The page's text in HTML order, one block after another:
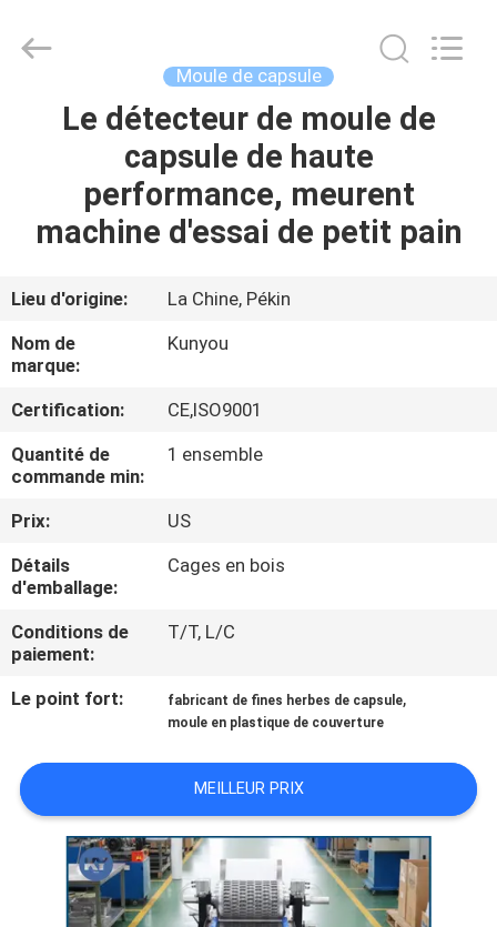
MAISON
VIDÉOS
À
PROPOS
DE
NOUS
VISITE
DE
L'USINE
DE
LA
QUALITÉ
Pharmatech
Moule de capsule
Le détecteur de moule de
capsule de haute
performance, meurent
machine d'essai de petit pain
Lieu d'origine:
La Chine, Pékin
Nom de
marque:
Kunyou
Certification:
CE,ISO9001
Quantité de
commande min:
1 ensemble
Prix:
US
Détails
d'emballage:
Cages en bois
Conditions de
paiement:
T/T, L/C
Le point fort: fabricant de fines herbes de capsule,
moule en plastique de couverture
MEILLEUR PRIX